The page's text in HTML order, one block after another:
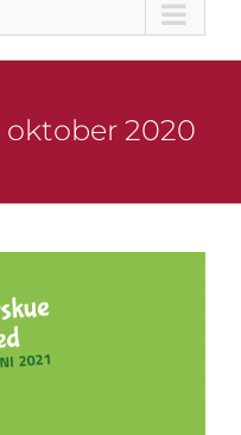
oktober 2020